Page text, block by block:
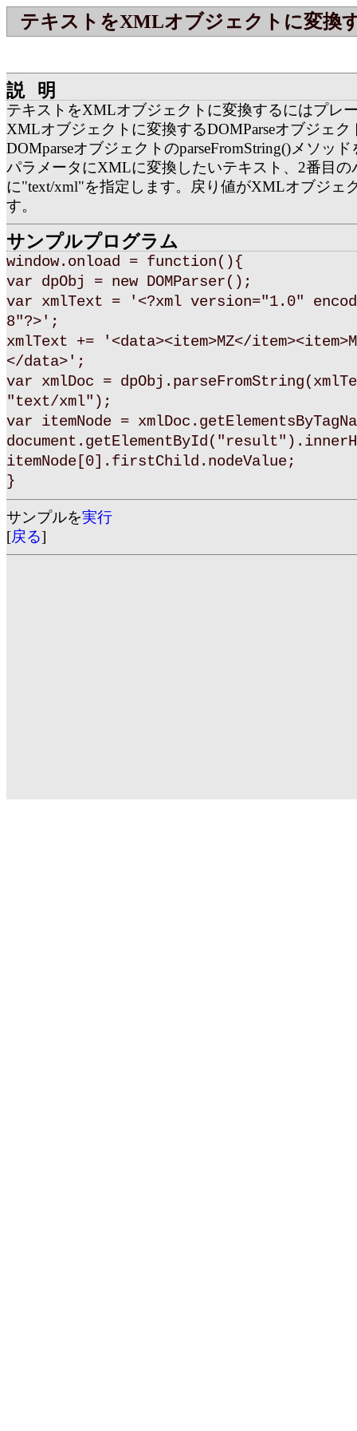
テキストをXMLオブジェクトに変換
説明
テキストをXMLオブジェクトに変換するにはプレ
XMLオブジェクトに変換するDOMParseオブジェク
DOMparseオブジェクトのparseFromString()メソッ
パラメータにXMLに変換したいテキスト、2番目の
に"text/xml"を指定します。戻り値がXMLオブジェ
す。
サンプルプログラム
window.onload = function(){
var dpObj = new DOMParser();
var xmlText = '<?xml version="1.0"
8"?>';
xmlText += '<data><item>MZ</
</data>';
var xmlDoc =
"text/xml");
var itemNode =
itemNode[0].firstChild.nodeValue;
}
サンプルを実行
[戻る]